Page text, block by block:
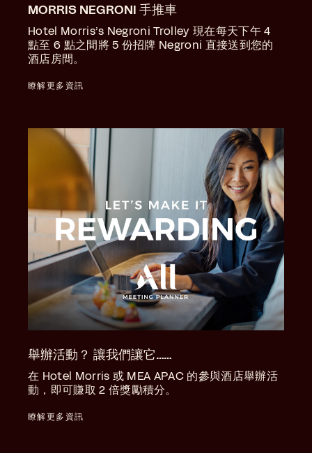
MORRIS NEGRONI 手推車
Hotel Morris’s Negroni Trolley 現在每天下午 4
點至 6 點之間將 5 份招牌 Negroni 直接送到您的
酒店房間。
瞭解更多資訊
舉辦活動？ 讓我們讓它……
在 Hotel Morris 或 MEA APAC 的參與酒店舉辦活
動，即可賺取 2 倍獎勵積分。
瞭解更多資訊